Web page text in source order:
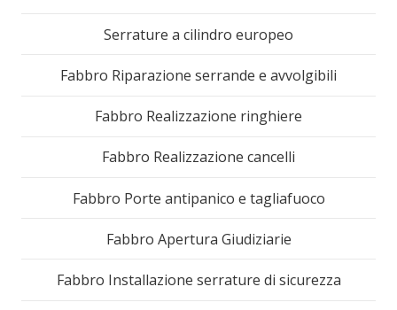
Serrature a cilindro europeo
Fabbro Riparazione serrande e avvolgibili
Fabbro Realizzazione ringhiere
Fabbro Realizzazione cancelli
Fabbro Porte antipanico e tagliafuoco
Fabbro Apertura Giudiziarie
Fabbro Installazione serrature di sicurezza